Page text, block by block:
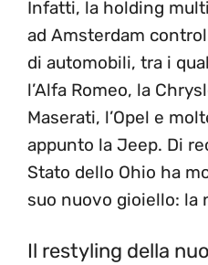
Infatti, la holding
ad Amsterdam
di automobili, tra i
l’Alfa Romeo, la
Maserati, l’Opel e
appunto la Jeep. Di
Stato dello Ohio ha
suo nuovo gioiello: la
Il restyling della